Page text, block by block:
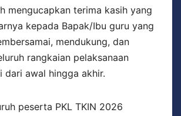
mengucapkan terima kasih yang
kepada Bapak/Ibu guru yang
mendukung, dan
rangkaian pelaksanaan
dari awal hingga akhir.
peserta PKL TKIN 2026